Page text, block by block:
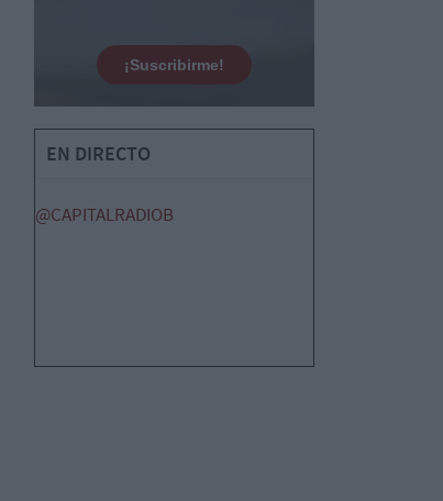
¡Suscribirme!
EN DIRECTO
@CAPITALRADIOB